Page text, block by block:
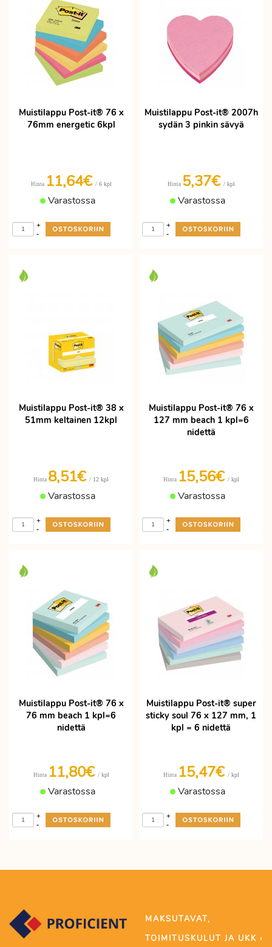
Muistilappu Post-it® 76 x
76mm energetic 6kpl
Hinta 11,64€ / 6 kpl
Varastossa
-
+
Muistilappu Post-it® 2007h
sydän 3 pinkin sävyä
Hinta 5,37€ / kpl
Varastossa
-
+
Muistilappu Post-it® 38 x
51mm keltainen 12kpl
Hinta 8,51€ / 12 kpl
Varastossa
-
+
Muistilappu Post-it® 76 x
127 mm beach 1 kpl=6
nidettä
Hinta 15,56€ / kpl
Varastossa
-
+
Muistilappu Post-it® 76 x
76 mm beach 1 kpl=6
nidettä
Hinta 11,80€ / kpl
Varastossa
-
+
Muistilappu Post-it® super
sticky soul 76 x 127 mm, 1
kpl = 6 nidettä
Hinta 15,47€ / kpl
Varastossa
-
+
MAKSUTAVAT,
TOIMITUSKULUT JA UKK ›